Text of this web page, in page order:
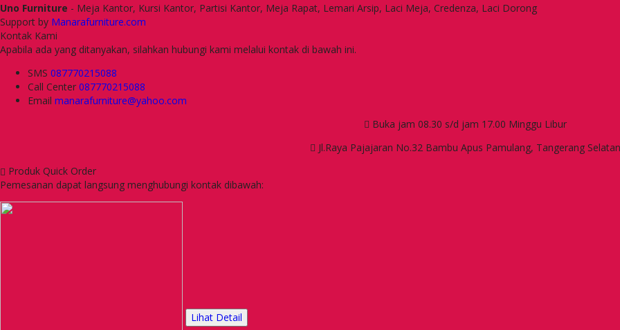
Uno Furniture - Meja Kantor, Kursi Kantor, Partisi Kantor, Meja Rapat, Lemari Arsip, Laci Meja, Credenza, Laci Dorong
Support by Manarafurniture.com
Kontak Kami
Apabila ada yang ditanyakan, silahkan hubungi kami melalui kontak di bawah ini.
SMS 087770215088
Call Center 087770215088
Email manarafurniture@yahoo.com
Buka jam 08.30 s/d jam 17.00 Minggu Libur
Jl.Raya Pajajaran No.32 Bambu Apus Pamulang, Tangerang Selatan
Produk Quick Order
Pemesanan dapat langsung menghubungi kontak dibawah:
Lihat Detail